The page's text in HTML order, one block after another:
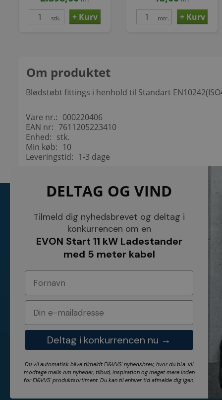
stk. mtr.
Om produktet
Blødstøbt fittings i henhold til Standart
Vare nr.: 000220406
EAN nr: 7611205223410
Enhed: stk.
Min køb: 10
Leveringstid: 1-3 dage
KONTAKT
NETSALG EL & VVS APS
Søndergårdsvej 44
Danmark
Cvr nr. 26117275
Blog
Åbningstider
Hvem er vi ?
Privatlivspolitik
DELTAG OG VIND
Tilmeld dig nyhedsbrevet og deltag i
konkurrencen om en
EVON Start 11 kW Ladestander
med 5 meter kabel
Deltag i konkurrencen nu →
Du vil automatisk blive tilmeldt El&VVS' nyhedsbrev, hvor du bl.a. vil
modtage mails om nyheder, tilbud, inspiration og meget mere inden
for El&VVS' produktsortiment. Du kan til enhver tid afmelde dig igen.